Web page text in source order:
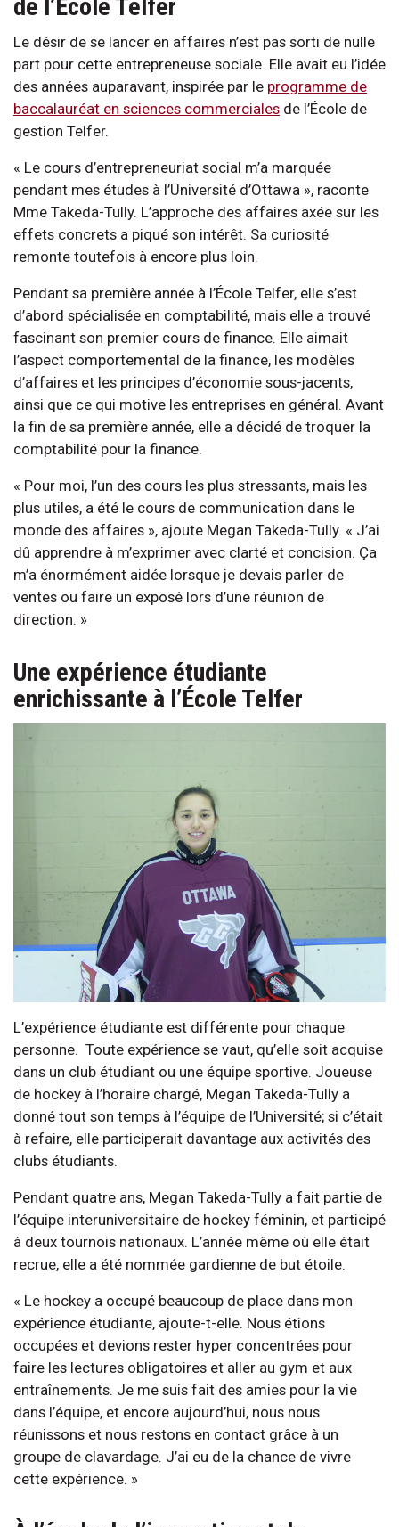
de l’École Telfer
Le désir de se lancer en affaires n’est pas sorti de nulle
part pour cette entrepreneuse sociale. Elle avait eu l’idée
des années auparavant, inspirée par le programme de
baccalauréat en sciences commerciales de l’École de
gestion Telfer.
« Le cours d’entrepreneuriat social m’a marquée
pendant mes études à l’Université d’Ottawa », raconte
Mme Takeda-Tully. L’approche des affaires axée sur les
effets concrets a piqué son intérêt. Sa curiosité
remonte toutefois à encore plus loin.
Pendant sa première année à l’École Telfer, elle s’est
d’abord spécialisée en comptabilité, mais elle a trouvé
fascinant son premier cours de finance. Elle aimait
l’aspect comportemental de la finance, les modèles
d’affaires et les principes d’économie sous-jacents,
ainsi que ce qui motive les entreprises en général. Avant
la fin de sa première année, elle a décidé de troquer la
comptabilité pour la finance.
« Pour moi, l’un des cours les plus stressants, mais les
plus utiles, a été le cours de communication dans le
monde des affaires », ajoute Megan Takeda-Tully. « J’ai
dû apprendre à m’exprimer avec clarté et concision. Ça
m’a énormément aidée lorsque je devais parler de
ventes ou faire un exposé lors d’une réunion de
direction. »
Une expérience étudiante
enrichissante à l’École Telfer
L’expérience étudiante est différente pour chaque
personne. Toute expérience se vaut, qu’elle soit acquise
dans un club étudiant ou une équipe sportive. Joueuse
de hockey à l’horaire chargé, Megan Takeda-Tully a
donné tout son temps à l’équipe de l’Université; si c’était
à refaire, elle participerait davantage aux activités des
clubs étudiants.
Pendant quatre ans, Megan Takeda-Tully a fait partie de
l’équipe interuniversitaire de hockey féminin, et participé
à deux tournois nationaux. L’année même où elle était
recrue, elle a été nommée gardienne de but étoile.
« Le hockey a occupé beaucoup de place dans mon
expérience étudiante, ajoute-t-elle. Nous étions
occupées et devions rester hyper concentrées pour
faire les lectures obligatoires et aller au gym et aux
entraînements. Je me suis fait des amies pour la vie
dans l’équipe, et encore aujourd’hui, nous nous
réunissons et nous restons en contact grâce à un
groupe de clavardage. J’ai eu de la chance de vivre
cette expérience. »